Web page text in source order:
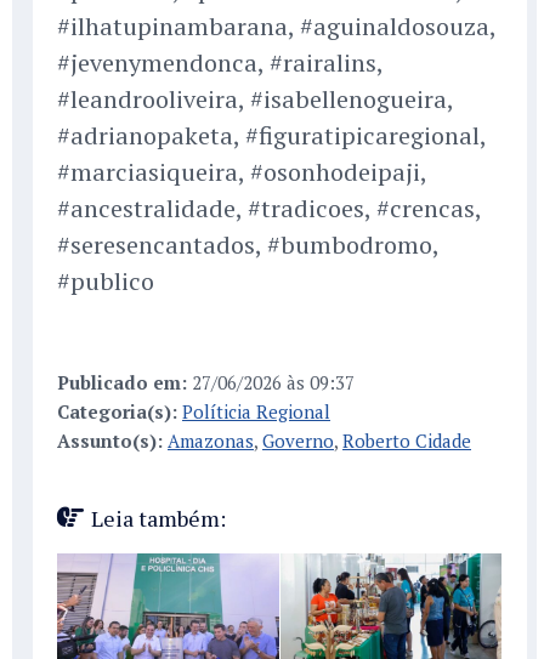
#ilhatupinambarana, #aguinaldosouza,
#jevenymendonca, #rairalins,
#leandrooliveira, #isabellenogueira,
#adrianopaketa, #figuratipicaregional,
#marciasiqueira, #osonhodeipaji,
#ancestralidade, #tradicoes, #crencas,
#seresencantados, #bumbodromo,
#publico
Publicado em: 27/06/2026 às 09:37
Categoria(s): Políticia Regional
Assunto(s): Amazonas, Governo, Roberto Cidade
Leia também: